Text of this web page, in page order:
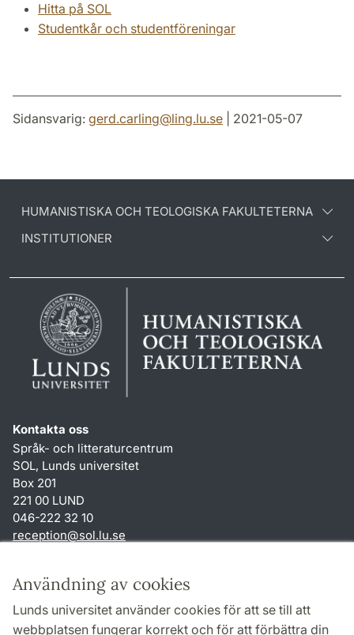
Användning av cookies
Lunds universitet använder cookies för att se till att
webbplatsen fungerar korrekt och för att förbättra din
Hitta på SOL
Studentkår och studentföreningar
Sidansvarig: gerd.carling@ling.lu.se | 2021-05-07
HUMANISTISKA OCH TEOLOGISKA FAKULTETERNA
INSTITUTIONER
Kontakta oss
Språk- och litteraturcentrum
SOL, Lunds universitet
Box 201
221 00 LUND
046-222 32 10
reception@sol.lu.se
Genvägar
Om webbplatsen och cookies
Behandling av personuppgifter